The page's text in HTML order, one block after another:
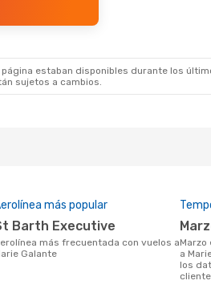
estaban disponibles durante los
sujetos a cambios.
más popular
St Barth Executive
Galante
marzo es el mes más popular para volar
a
los